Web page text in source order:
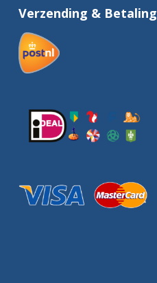
Verzending & Betaling